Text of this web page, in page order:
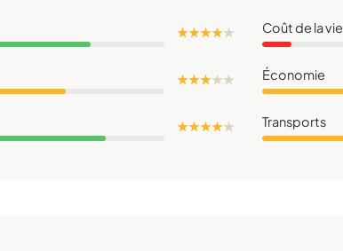
★ ★ ★ ★★ Coût de la vie
★ ★ ★★★ Économie
★ ★ ★ ★★ Transports